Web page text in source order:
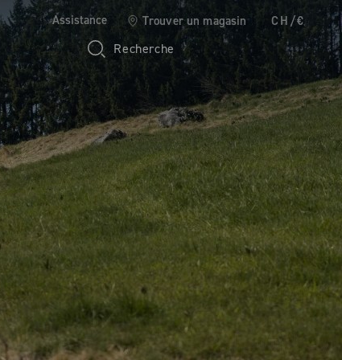
Assistance Trouver un magasin CH/€
Recherche